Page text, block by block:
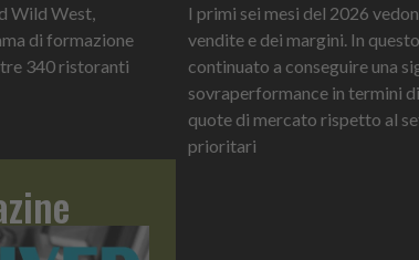
Wild West,
di formazione
340 ristoranti
I primi sei mesi del 2026
vendite e dei margini. In
continuato a conseguire una
sovraperformance in termini
quote di mercato rispetto al
prioritari